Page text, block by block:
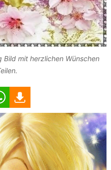
mit herzlichen Wünschen